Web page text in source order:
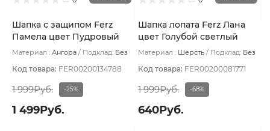
Шапка с защипом Ferz
Памела цвет Пудровый
Материал : Ангора Подклад: Без
Код товара: FER00200134788
1 999Руб. -25%
1 499Руб.
Шапка лопата Ferz Лана
цвет Голубой светлый
Материал : Шерсть Подклад: Без
Код товара: FER00200081771
1 999Руб. -68%
640Руб.